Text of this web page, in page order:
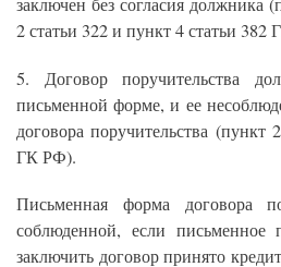
2 статьи 322 и пункт 4 статьи
5. Договор поручительства
письменной форме, и ее
договора поручительства (пункт
ГК РФ).
Письменная форма договора
соблюденной, если письменное
заключить договор принято